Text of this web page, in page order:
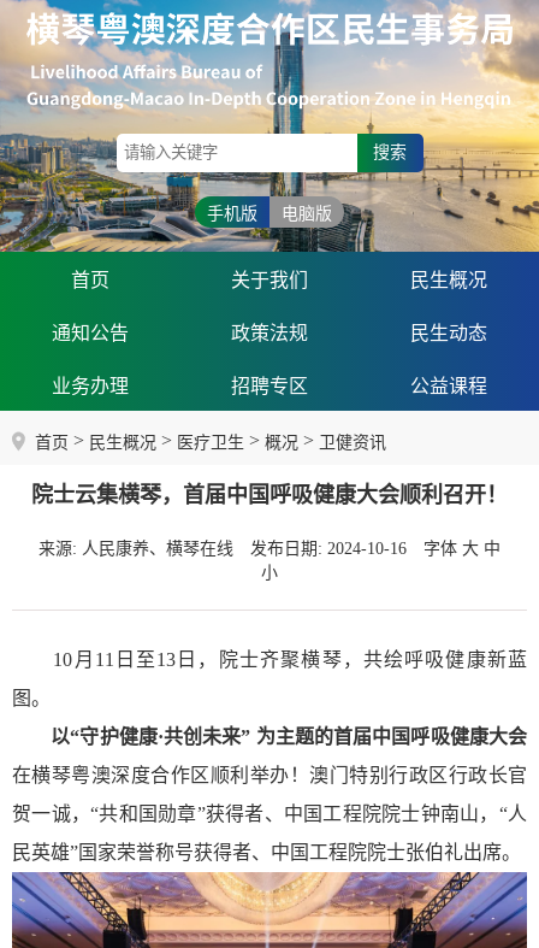
搜索
手机版 电脑版
首页 关于我们 民生概况
通知公告 政策法规 民生动态
业务办理 招聘专区 公益课程
首页 > 民生概况 > 医疗卫生 > 概况 > 卫健资讯
院士云集横琴，首届中国呼吸健康大会顺利召开！
来源: 人民康养、横琴在线 发布日期: 2024-10-16 字体 大 中
小
10月11日至13日，院士齐聚横琴，共绘呼吸健康新蓝
图。
以“守护健康·共创未来” 为主题的首届中国呼吸健康大会
在横琴粤澳深度合作区顺利举办！澳门特别行政区行政长官
贺一诚，“共和国勋章”获得者、中国工程院院士钟南山，“人
民英雄”国家荣誉称号获得者、中国工程院院士张伯礼出席。